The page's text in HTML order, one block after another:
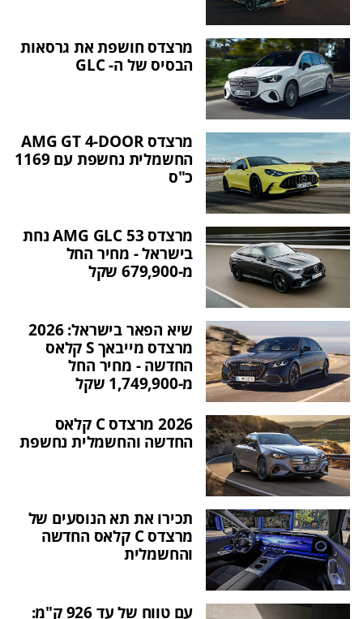
מרצדס חושפת את גרסאות
הבסיס של ה- GLC
מרצדס AMG GT 4-DOOR
החשמלית נחשפת עם 1169
כ"ס
מרצדס AMG GLC 53 נחת
בישראל - מחיר החל
מ-679,900 שקל
שיא הפאר בישראל: 2026
מרצדס מייבאך S קלאס
החדשה - מחיר החל
מ-1,749,900 שקל
2026 מרצדס C קלאס
החדשה והחשמלית נחשפת
תכירו את תא הנוסעים של
מרצדס C קלאס החדשה
והחשמלית
עם טווח של עד 926 ק"מ: